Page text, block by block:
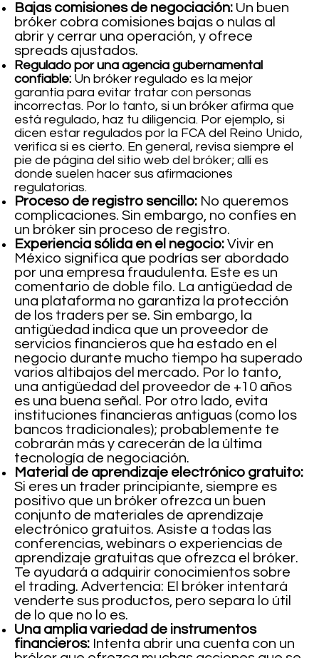
Bajas comisiones de negociación: Un buen
bróker cobra comisiones bajas o nulas al
abrir y cerrar una operación, y ofrece
spreads ajustados.
Regulado por una agencia gubernamental
confiable: Un bróker regulado es la mejor
garantía para evitar tratar con personas
incorrectas. Por lo tanto, si un bróker afirma que
está regulado, haz tu diligencia. Por ejemplo, si
dicen estar regulados por la FCA del Reino Unido,
verifica si es cierto. En general, revisa siempre el
pie de página del sitio web del bróker; allí es
donde suelen hacer sus afirmaciones
regulatorias.
Proceso de registro sencillo: No queremos
complicaciones. Sin embargo, no confíes en
un bróker sin proceso de registro.
Experiencia sólida en el negocio: Vivir en
México significa que podrías ser abordado
por una empresa fraudulenta. Este es un
comentario de doble filo. La antigüedad de
una plataforma no garantiza la protección
de los traders per se. Sin embargo, la
antigüedad indica que un proveedor de
servicios financieros que ha estado en el
negocio durante mucho tiempo ha superado
varios altibajos del mercado. Por lo tanto,
una antigüedad del proveedor de +10 años
es una buena señal. Por otro lado, evita
instituciones financieras antiguas (como los
bancos tradicionales); probablemente te
cobrarán más y carecerán de la última
tecnología de negociación.
Material de aprendizaje electrónico gratuito:
Si eres un trader principiante, siempre es
positivo que un bróker ofrezca un buen
conjunto de materiales de aprendizaje
electrónico gratuitos. Asiste a todas las
conferencias, webinars o experiencias de
aprendizaje gratuitas que ofrezca el bróker.
Te ayudará a adquirir conocimientos sobre
el trading. Advertencia: El bróker intentará
venderte sus productos, pero separa lo útil
de lo que no lo es.
Una amplia variedad de instrumentos
financieros: Intenta abrir una cuenta con un